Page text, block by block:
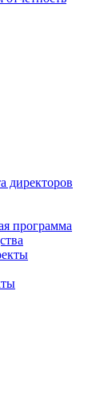
директоров
программа